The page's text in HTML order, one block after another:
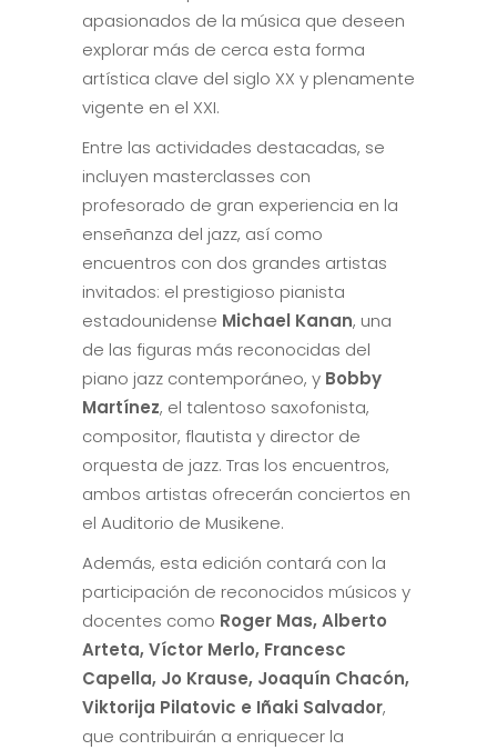
apasionados de la música que deseen
explorar más de cerca esta forma
artística clave del siglo XX y plenamente
vigente en el XXI.
Entre las actividades destacadas, se
incluyen masterclasses con
profesorado de gran experiencia en la
enseñanza del jazz, así como
encuentros con dos grandes artistas
invitados: el prestigioso pianista
estadounidense Michael Kanan, una
de las figuras más reconocidas del
piano jazz contemporáneo, y Bobby
Martínez, el talentoso saxofonista,
compositor, flautista y director de
orquesta de jazz. Tras los encuentros,
ambos artistas ofrecerán conciertos en
el Auditorio de Musikene.
Además, esta edición contará con la
participación de reconocidos músicos y
docentes como Roger Mas, Alberto
Arteta, Víctor Merlo, Francesc
Capella, Jo Krause, Joaquín Chacón,
Viktorija Pilatovic e Iñaki Salvador,
que contribuirán a enriquecer la